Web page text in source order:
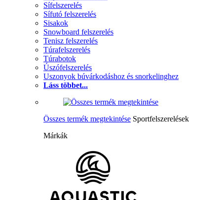
Sífelszerelés
Sífutó felszerelés
Sisakok
Snowboard felszerelés
Tenisz felszerelés
Túrafelszerelés
Túrabotok
Úszófelszerelés
Uszonyok búvárkodáshoz és snorkelinghez
Láss többet...
Összes termék megtekintése Sportfelszerelések
Márkák